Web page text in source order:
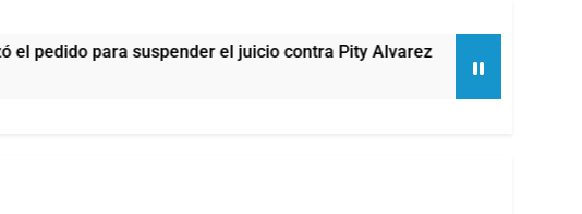
para suspender el juicio contra Pity Alvarez